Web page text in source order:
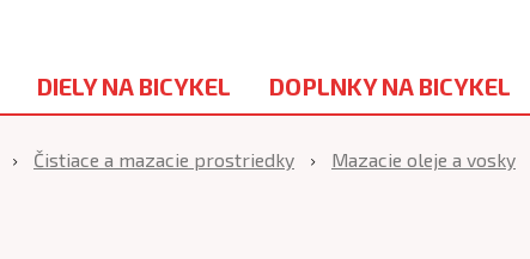
DIELY NA BICYKEL DOPLNKY NA BICYKEL
Čistiace a mazacie prostriedky Mazacie oleje a vosky